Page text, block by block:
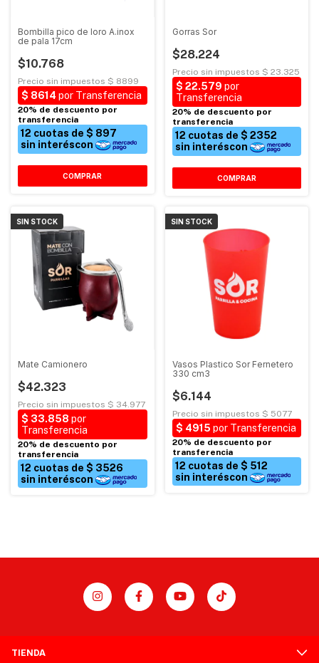
Bombilla pico de loro A.inox
de pala 17cm
$10.768
Gorras Sor
$28.224
COMPRAR
SIN STOCK
Mate Camionero
$42.323
SIN STOCK
Vasos Plastico Sor Fernetero
330 cm3
$6.144
TIENDA